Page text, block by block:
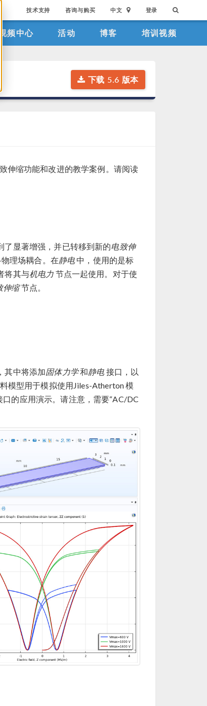
技术支持 咨询与购买 中文 登录
视频中心 活动 博客 培训视频
下载 5.6 版本
伸缩功能和改进的教学案例。请阅读
了显著增强，并已转移到新的电致伸
理场耦合。在静电 中，使用的是标
将其与机电力 节点一起使用。对于使
伸缩节点。
其中将添加固体力学和静电 接口，以
模型用于模拟使用Jiles-Atherton 模
的应用演示。请注意，需要“AC/DC